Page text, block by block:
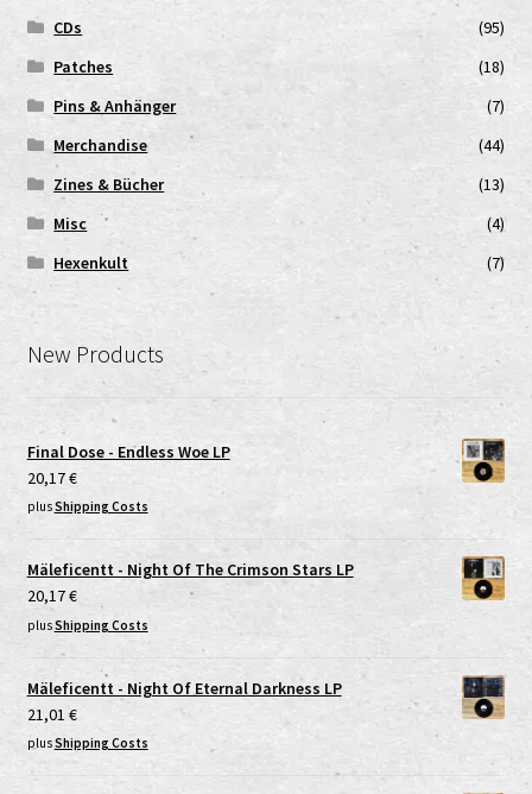
CDs
(95)
Patches
(18)
Pins & Anhänger
(7)
Merchandise
(44)
Zines & Bücher
(13)
Misc
(4)
Hexenkult
(7)
New Products
Final Dose - Endless Woe LP
20,17€
plusShipping Costs
Mäleficentt - Night Of The Crimson Stars LP
20,17€
plusShipping Costs
Mäleficentt - Night Of Eternal Darkness LP
21,01 €
plusShipping Costs